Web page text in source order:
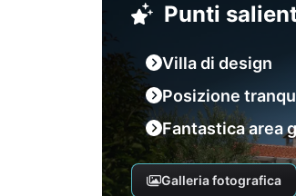
Punti
Villa di design
Posizione
Fantastica area
Galleria fotografica